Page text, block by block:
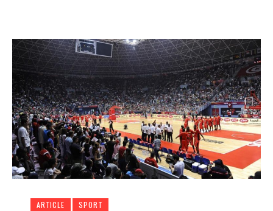
ARTICLE SPORT